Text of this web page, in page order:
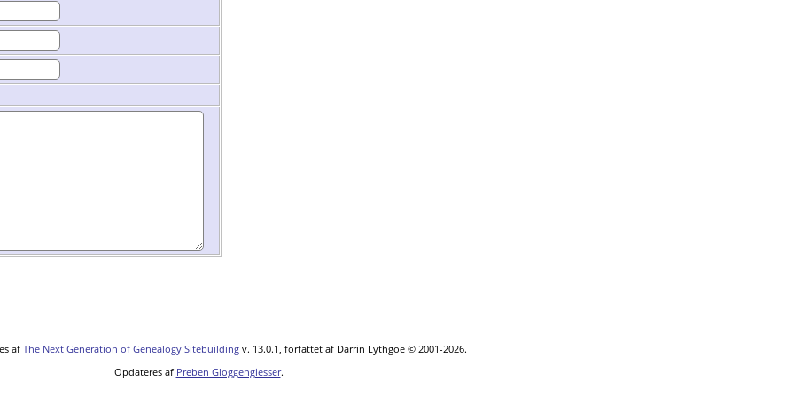
af The Next Generation of Genealogy Sitebuilding v. 13.0.1, forfattet af Darrin Lythgoe © 2001-2026.
Opdateres af Preben Gloggengiesser.